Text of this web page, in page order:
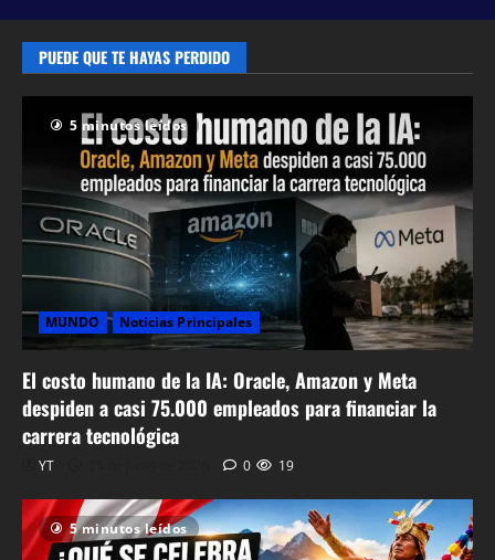
prevención y
humor
27 de abril de
PUEDE QUE TE HAYAS PERDIDO
5 minutos leídos
MUNDO Noticias Principales
El costo humano de la IA: Oracle, Amazon y Meta
despiden a casi 75.000 empleados para financiar la
carrera tecnológica
YT 0 19
5 minutos leídos